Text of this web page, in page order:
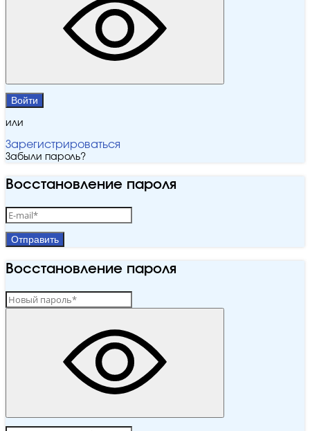
Войти
или
Зарегистрироваться
Забыли пароль?
Восстановление пароля
Отправить
Восстановление пароля